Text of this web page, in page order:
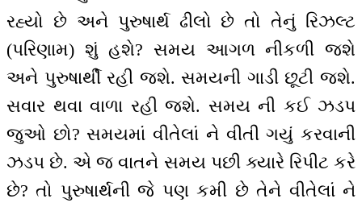
રહ્યો છે અને પુરુષાર્થ ઢીલો છે તો તેનું રિઝલ્ટ
(પરિણામ) શું હશે? સમય આગળ નીકળી જશે
અને પુરુષાર્થી રહી જશે. સમયની ગાડી છૂટી જશે.
સવાર થવા વાળા રહી જશે. સમય ની કઈ ઝડપ
જુઓ છો? સમયમાં વીતેલાં ને વીતી ગયું કરવાની
ઝડપ છે. એ જ વાતને સમય પછી ક્યારે રિપીટ કરે
છે? તો પુરુષાર્થની જે પણ કમી છે તેને વીતેલાં ને